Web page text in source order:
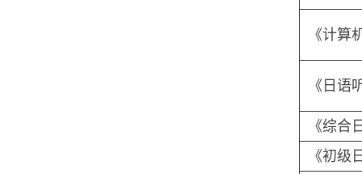
《计算
《日语
《综合
《初级